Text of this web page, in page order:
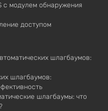
с модулем обнаружения
доступом
шлагбаумов:
шлагбаумов:
шлагбаумы: что